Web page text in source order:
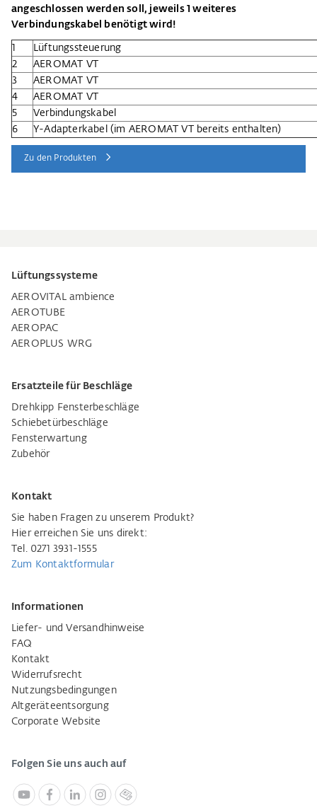
angeschlossen werden soll, jeweils 1 weiteres
Verbindungskabel benötigt wird!
Lüftungssteuerung
2
AEROMAT VT
3
AEROMAT VT
4
AEROMAT VT
5
Verbindungskabel
6
Y-Adapterkabel (im AEROMAT VT bereits enthalten)
Zu den Produkten
Lüftungssysteme
AEROVITAL ambience
AEROTUBE
AEROPAC
AEROPLUS WRG
Ersatzteile für Beschläge
Drehkipp Fensterbeschläge
Schiebetürbeschläge
Fensterwartung
Zubehör
Kontakt
Sie haben Fragen zu unserem Produkt?
Hier erreichen Sie uns direkt:
Tel. 0271 3931-1555
Zum Kontaktformular
Informationen
Liefer- und Versandhinweise
FAQ
Kontakt
Widerrufsrecht
Nutzungsbedingungen
Altgeräteentsorgung
Corporate Website
Folgen Sie uns auch auf